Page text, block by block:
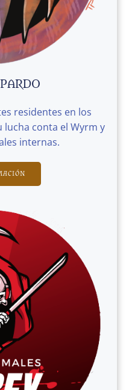
residentes en los
conta el Wyrm y
internas.